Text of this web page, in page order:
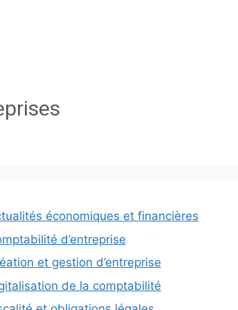
économiques et financières
d’entreprise
et gestion d’entreprise
de la comptabilité